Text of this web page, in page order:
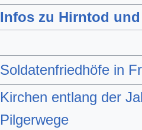
Infos zu Hirntod
Soldatenfriedhöfe in
Kirchen entlang der
Pilgerwege